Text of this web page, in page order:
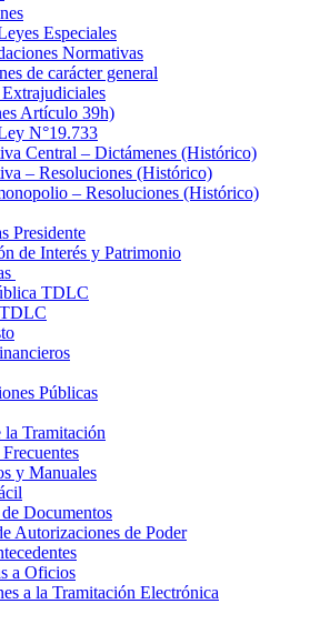
Especiales
Normativas
de carácter general
Artículo 39h)
N°19.733
Central – Dictámenes (Histórico)
– Resoluciones (Histórico)
– Resoluciones (Histórico)
Presidente
de Interés y Patrimonio
TDLC
Públicas
la Tramitación
y Manuales
Documentos
Autorizaciones de Poder
a Oficios
a la Tramitación Electrónica